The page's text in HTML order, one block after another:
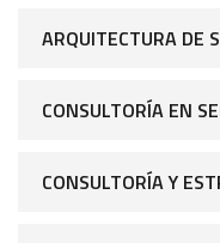
ARQUITECTURA DE
CONSULTORÍA EN
CONSULTORÍA Y